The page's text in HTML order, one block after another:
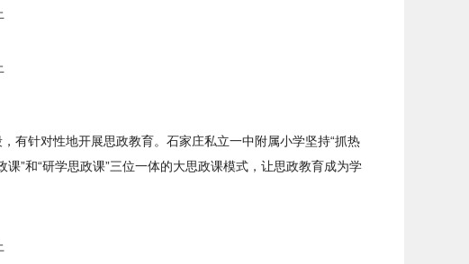
有针对性地开展思政教育。石家庄私立一中附属小学坚持“抓热
”和“研学思政课”三位一体的大思政课模式，让思政教育成为学